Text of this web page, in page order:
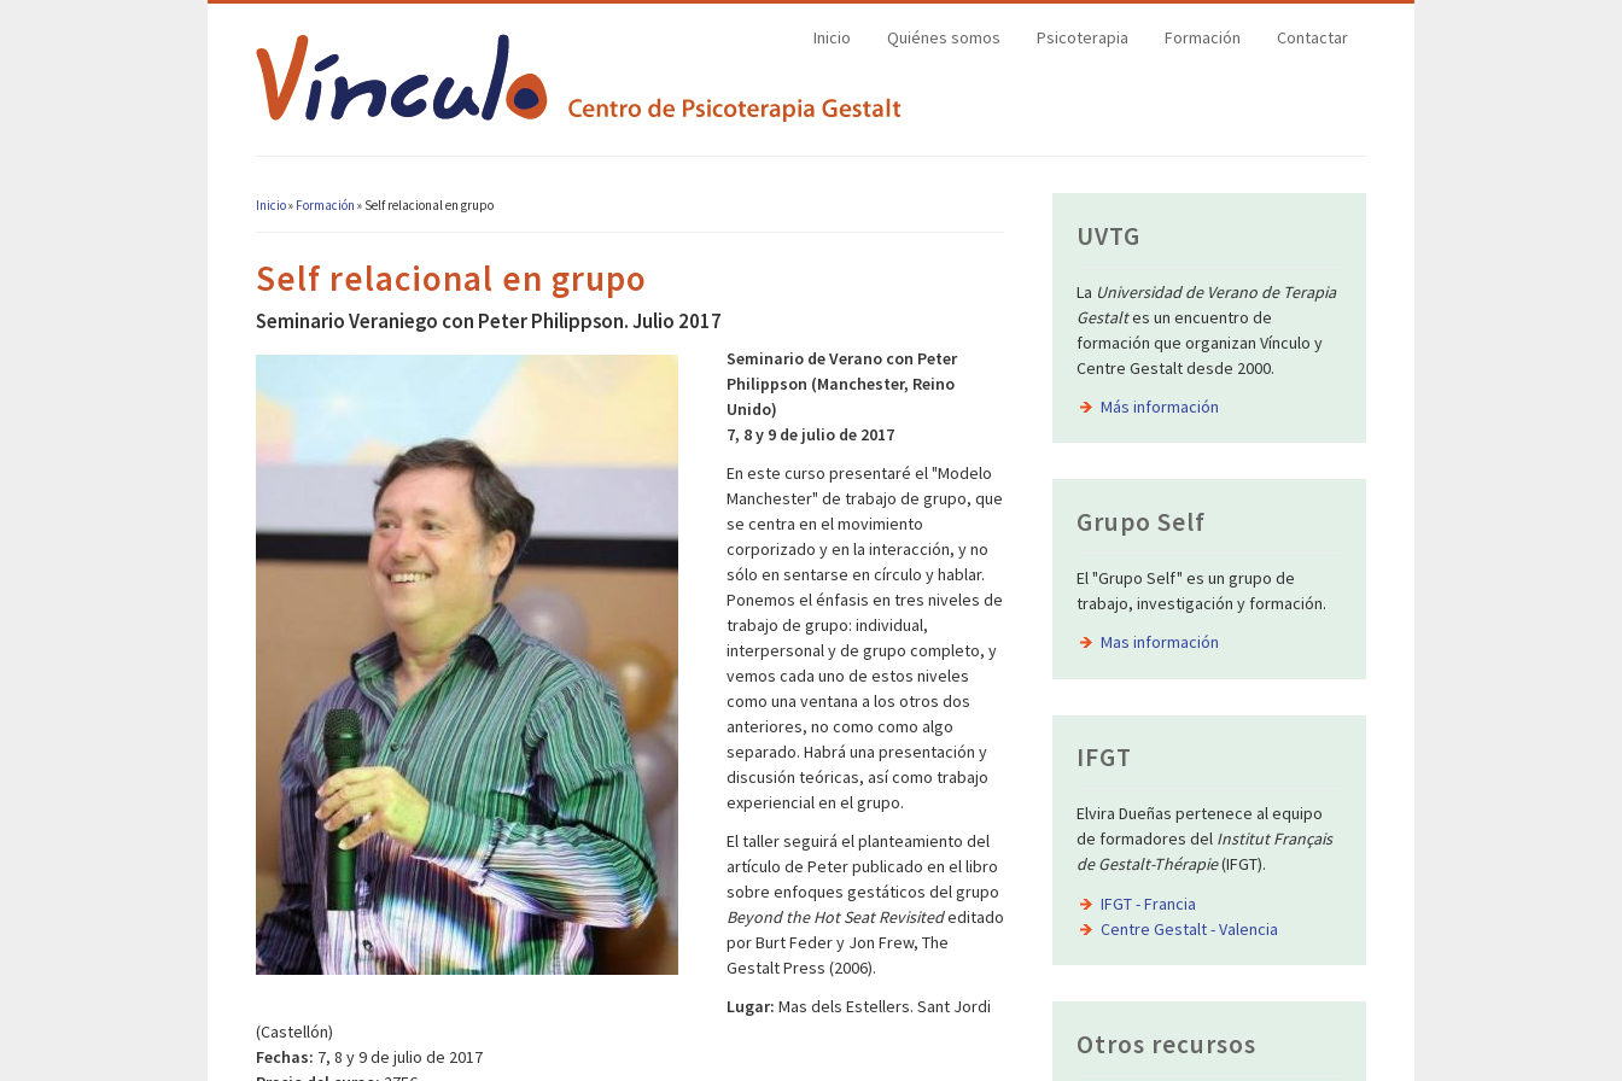
Inicio Quiénes somos Psicoterapia Formación Contactar
Inicio» Formación » Self relacional en grupo
Self relacional en grupo
Seminario Veraniego con Peter Philippson. Julio 2017
Seminario de Verano con Peter
Philippson (Manchester, Reino
Unido)
7, 8 y 9 de julio de 2017
En este curso presentaré el "Modelo
Manchester" de trabajo de grupo, que
se centra en el movimiento
corporizado y en la interacción, y no
sólo en sentarse en círculo y hablar.
Ponemos el énfasis en tres niveles de
trabajo de grupo: individual,
interpersonal y de grupo completo, y
vemos cada uno de estos niveles
como una ventana a los otros dos
anteriores, no como como algo
separado. Habrá una presentación y
discusión teóricas, así como trabajo
experiencial en el grupo.
El taller seguirá el planteamiento del
artículo de Peter publicado en el libro
sobre enfoques gestáticos del grupo
Beyond the Hot Seat Revisitededitado
por Burt Feder y Jon Frew, The
Gestalt Press (2006).
Lugar: Mas dels Estellers. Sant Jordi
(Castellón)
Fechas: 7, 8 y 9 de julio de 2017
UVTG
La Universidad de Verano de Terapia
Gestaltes un encuentro de
formación que organizan Vínculo y
Centre Gestalt desde 2000.
Más información
Grupo Self
El "Grupo Self" es un grupo de
trabajo, investigación y formación.
Mas información
IFGT
Elvira Dueñas pertenece al equipo
de formadores del Institut Français
de Gestalt-Thérapie(IFGT).
IFGT - Francia
Centre Gestalt - Valencia
Otros recursos